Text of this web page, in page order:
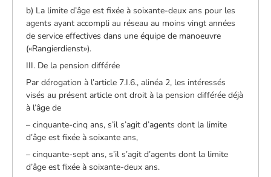
b) La limite d’âge est fixée à soixante-deux ans pour les
agents ayant accompli au réseau au moins vingt années
de service effectives dans une équipe de manoeuvre
(«Rangierdienst»).
III. De la pension différée
Par dérogation à l’article 7.I.6., alinéa 2, les intéressés
visés au présent article ont droit à la pension différée déjà
à l’âge de
– cinquante-cinq ans, s’il s’agit d’agents dont la limite
d’âge est fixée à soixante ans,
– cinquante-sept ans, s’il s’agit d’agents dont la limite
d’âge est fixée à soixante-deux ans.